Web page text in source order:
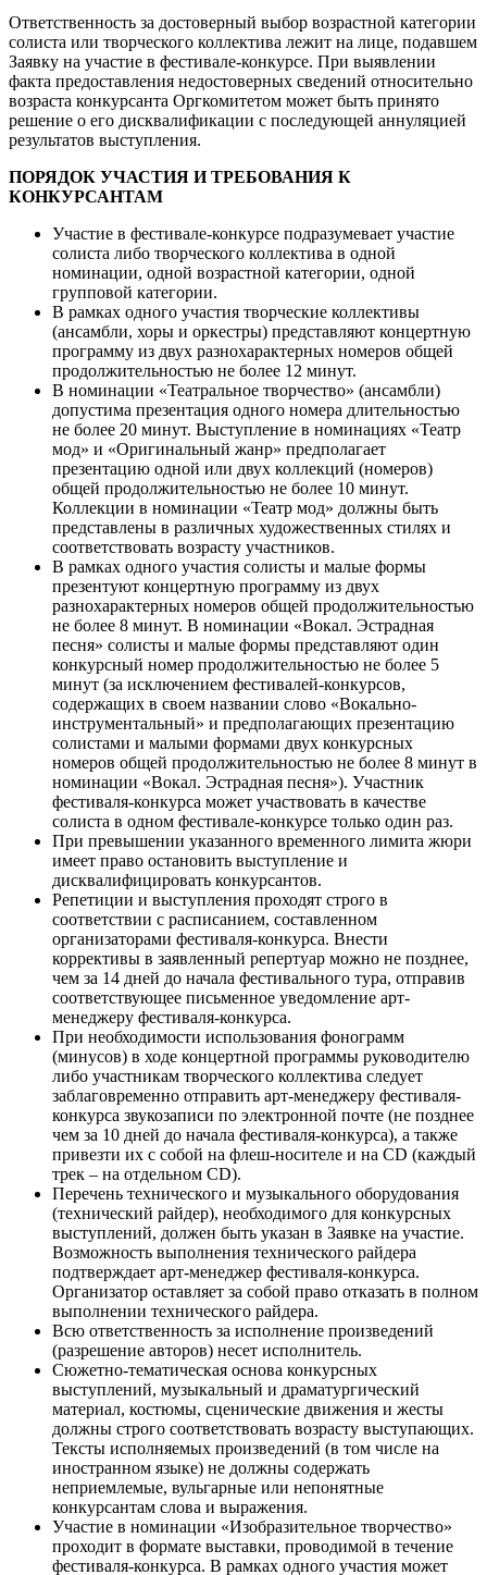
Ответственность за достоверный выбор возрастной категории
солиста или творческого коллектива лежит на лице, подавшем
Заявку на участие в фестивале-конкурсе. При выявлении
факта предоставления недостоверных сведений относительно
возраста конкурсанта Оргкомитетом может быть принято
решение о его дисквалификации с последующей аннуляцией
результатов выступления.
ПОРЯДОК УЧАСТИЯ И ТРЕБОВАНИЯ К
КОНКУРСАНТАМ
Участие в фестивале-конкурсе подразумевает участие
солиста либо творческого коллектива в одной
номинации, одной возрастной категории, одной
групповой категории.
В рамках одного участия творческие коллективы
(ансамбли, хоры и оркестры) представляют концертную
программу из двух разнохарактерных номеров общей
продолжительностью не более 12 минут.
В номинации «Театральное творчество» (ансамбли)
допустима презентация одного номера длительностью
не более 20 минут. Выступление в номинациях «Театр
мод» и «Оригинальный жанр» предполагает
презентацию одной или двух коллекций (номеров)
общей продолжительностью не более 10 минут.
Коллекции в номинации «Театр мод» должны быть
представлены в различных художественных стилях и
соответствовать возрасту участников.
В рамках одного участия солисты и малые формы
презентуют концертную программу из двух
разнохарактерных номеров общей продолжительностью
не более 8 минут. В номинации «Вокал. Эстрадная
песня» солисты и малые формы представляют один
конкурсный номер продолжительностью не более 5
минут (за исключением фестивалей-конкурсов,
содержащих в своем названии слово «Вокально-
инструментальный» и предполагающих презентацию
солистами и малыми формами двух конкурсных
номеров общей продолжительностью не более 8 минут в
номинации «Вокал. Эстрадная песня»). Участник
фестиваля-конкурса может участвовать в качестве
солиста в одном фестивале-конкурсе только один раз.
При превышении указанного временного лимита жюри
имеет право остановить выступление и
дисквалифицировать конкурсантов.
Репетиции и выступления проходят строго в
соответствии с расписанием, составленном
организаторами фестиваля-конкурса. Внести
коррективы в заявленный репертуар можно не позднее,
чем за 14 дней до начала фестивального тура, отправив
соответствующее письменное уведомление арт-
менеджеру фестиваля-конкурса.
При необходимости использования фонограмм
(минусов) в ходе концертной программы руководителю
либо участникам творческого коллектива следует
заблаговременно отправить арт-менеджеру фестиваля-
конкурса звукозаписи по электронной почте (не позднее
чем за 10 дней до начала фестиваля-конкурса), а также
привезти их с собой на флеш-носителе и на CD (каждый
трек – на отдельном CD).
Перечень технического и музыкального оборудования
(технический райдер), необходимого для конкурсных
выступлений, должен быть указан в Заявке на участие.
Возможность выполнения технического райдера
подтверждает арт-менеджер фестиваля-конкурса.
Организатор оставляет за собой право отказать в полном
выполнении технического райдера.
Всю ответственность за исполнение произведений
(разрешение авторов) несет исполнитель.
Сюжетно-тематическая основа конкурсных
выступлений, музыкальный и драматургический
материал, костюмы, сценические движения и жесты
должны строго соответствовать возрасту выступающих.
Тексты исполняемых произведений (в том числе на
иностранном языке) не должны содержать
неприемлемые, вульгарные или непонятные
конкурсантам слова и выражения.
Участие в номинации «Изобразительное творчество»
проходит в формате выставки, проводимой в течение
фестиваля-конкурса. В рамках одного участия может